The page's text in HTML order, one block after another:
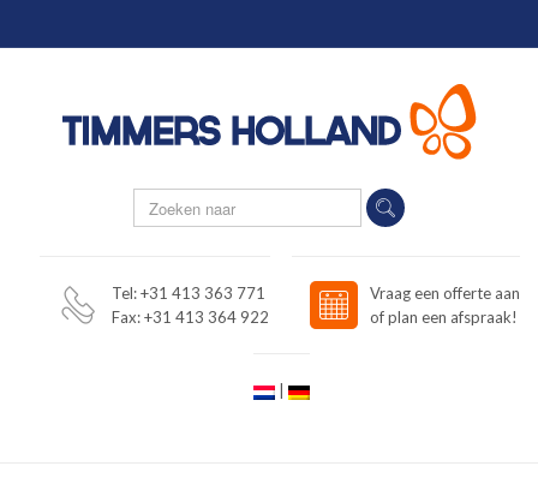
Tel: +31 413 363 771
Fax: +31 413 364 922
Vraag een offerte aan
of plan een afspraak!
|